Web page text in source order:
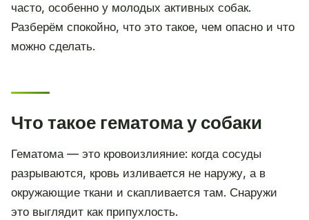
часто, особенно у молодых активных собак.
Разберём спокойно, что это такое, чем опасно и что
можно сделать.
Что такое гематома у собаки
Гематома — это кровоизлияние: когда сосуды
разрываются, кровь изливается не наружу, а в
окружающие ткани и скапливается там. Снаружи
это выглядит как припухлость.